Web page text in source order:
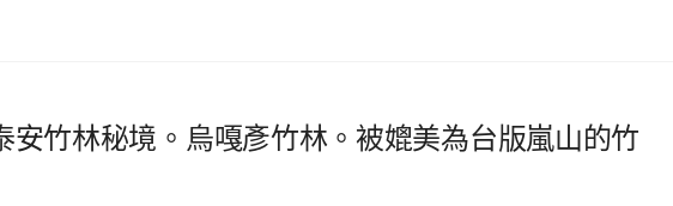
安竹林秘境。烏嘎彥竹林。被媲美為台版嵐山的竹